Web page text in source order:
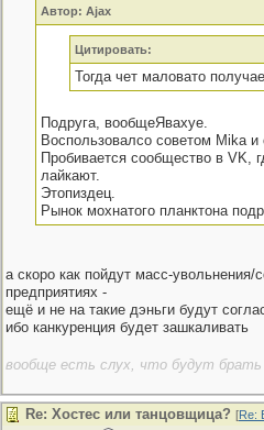
Автор: Ajax
Цитировать:
Тогда чет маловато
Подруга, вообщеЯвахуе.
Воспользовалсо советом Mika и
Пробивается сообщество в VK,
лайкают.
Этопиздец.
Рынок мохнатого планктона
а скоро как пойдут масс-
предприятиях -
ещё и не на такие дэньги будут
ибо канкуренция будет зашкаливать
вообще есть слух, что будут брать
Re: Хостес или танцовщица? [Re: